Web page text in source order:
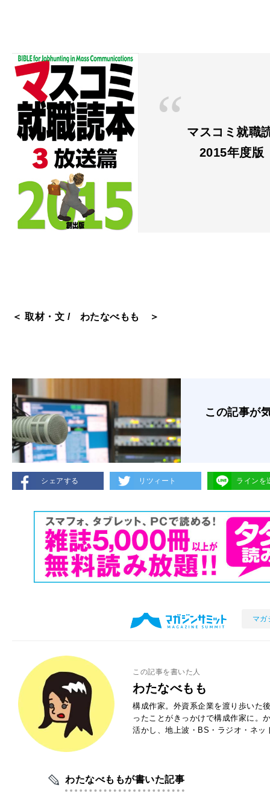
マスコミ就職
2015年度
＜ 取材・文 / わたなべもも ＞
この記事が
シェアする リツィート ラインを
マガ
この記事を書いた人
わたなべもも
構成作家。外資系企業を渡り歩いた
ったことがきっかけで構成作家に。
活かし、地上波・BS・ラジオ・ネ
わたなべももが書いた記事